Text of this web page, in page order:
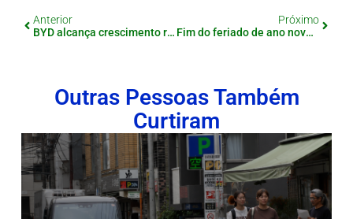
Anterior
BYD alcança crescimento recorde em 2024 com 4,27 milhões de veículos vendidos
Próximo
Fim do feriado de ano novo no Japão, trens lotados marcam o retorno à rotina
Outras Pessoas Também
Curtiram